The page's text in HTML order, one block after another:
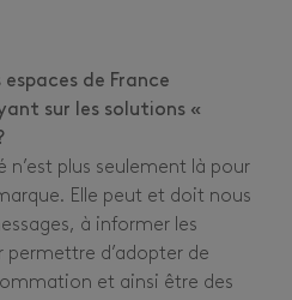
de France
sur les solutions «
n’est plus seulement là pour
Elle peut et doit nous
à informer les
d’adopter de
et ainsi être des